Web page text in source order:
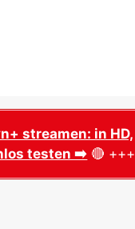
streamen: in HD,
testen ➡️ 🔴 +++